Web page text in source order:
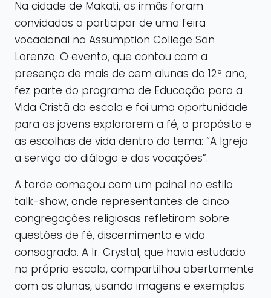
Na cidade de Makati, as irmãs foram
convidadas a participar de uma feira
vocacional no Assumption College San
Lorenzo. O evento, que contou com a
presença de mais de cem alunas do 12º ano,
fez parte do programa de Educação para a
Vida Cristã da escola e foi uma oportunidade
para as jovens explorarem a fé, o propósito e
as escolhas de vida dentro do tema: “A Igreja
a serviço do diálogo e das vocações”.
A tarde começou com um painel no estilo
talk-show, onde representantes de cinco
congregações religiosas refletiram sobre
questões de fé, discernimento e vida
consagrada. A Ir. Crystal, que havia estudado
na própria escola, compartilhou abertamente
com as alunas, usando imagens e exemplos